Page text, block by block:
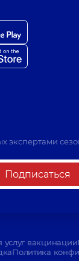
экспертами
Подписаться
услуг вакцинации
Политика